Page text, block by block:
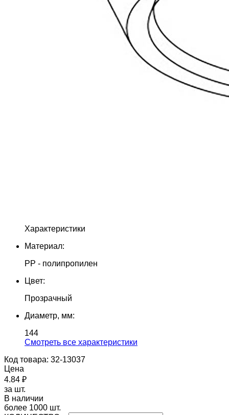
Характеристики
Материал:
PP - полипропилен
Цвет:
Прозрачный
Диаметр, мм:
144
Cмотреть все характеристики
Код товара: 32-13037
Цена
4.84 ₽
за шт.
В наличии
более 1000 шт.